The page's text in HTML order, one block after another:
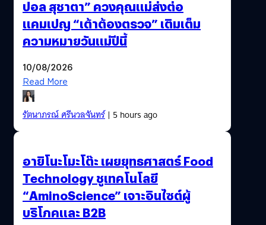
ปอล สุชาตา” ควงคุณแม่ส่งต่อ
แคมเปญ “เต้าต้องตรวจ” เติมเต็ม
ความหมายวันแม่ปีนี้
10/08/2026
Read More
รัตนาภรณ์ ศรีนวลจันทร์| 5 hours ago
อายิโนะโมะโต๊ะ เผยยุทธศาสตร์ Food
Technology ชูเทคโนโลยี
“AminoScience” เจาะอินไซต์ผู้
บริโภคและ B2B